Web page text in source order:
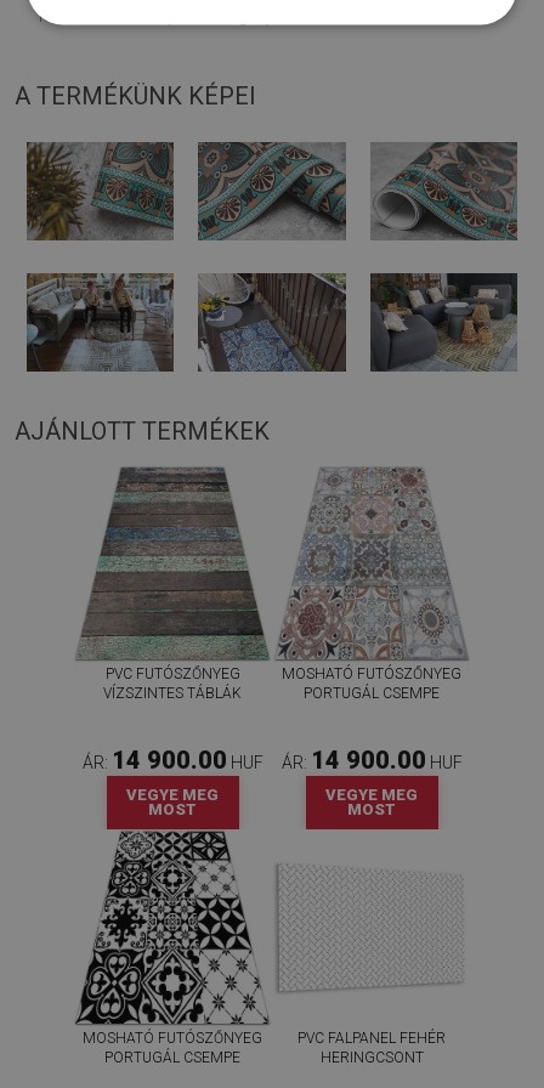
Puha felületre helyezve meghajolhat és elmozdulhat.
A TERMÉKÜNK KÉPEI
AJÁNLOTT TERMÉKEK
PVC FUTÓSZŐNYEG
VÍZSZINTES TÁBLÁK
ÁR: 14 900.00 HUF
VEGYE MEG
MOST
MOSHATÓ FUTÓSZŐNYEG
PORTUGÁL CSEMPE
ÁR: 14 900.00 HUF
VEGYE MEG
MOST
MOSHATÓ FUTÓSZŐNYEG
PORTUGÁL CSEMPE
PVC FALPANEL FEHÉR
HERINGCSONT